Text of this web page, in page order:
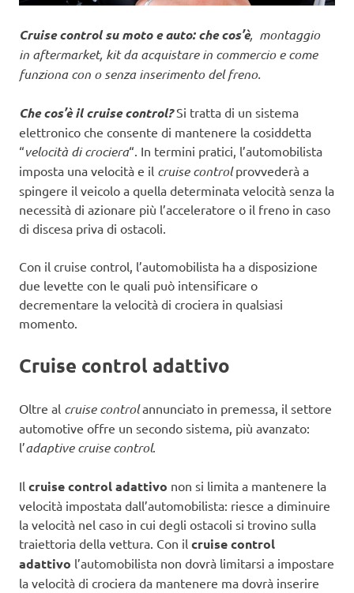
Cruise control su moto e auto: che cos’è, montaggio
in aftermarket, kit da acquistare in commercio e come
funziona con o senza inserimento del freno.
Che cos’è il cruise control? Si tratta di un sistema
elettronico che consente di mantenere la cosiddetta
“velocità di crociera“. In termini pratici, l’automobilista
imposta una velocità e il cruise controlprovvederà a
spingere il veicolo a quella determinata velocità senza la
necessità di azionare più l’acceleratore o il freno in caso
di discesa priva di ostacoli.
Con il cruise control, l’automobilista ha a disposizione
due levette con le quali può intensificare o
decrementare la velocità di crociera in qualsiasi
momento.
Cruise control adattivo
Oltre al cruise controlannunciato in premessa, il settore
automotive offre un secondo sistema, più avanzato:
l’adaptive cruise control.
Il cruise control adattivo non si limita a mantenere la
velocità impostata dall’automobilista: riesce a diminuire
la velocità nel caso in cui degli ostacoli si trovino sulla
traiettoria della vettura. Con il cruise control
adattivo l’automobilista non dovrà limitarsi a impostare
la velocità di crociera da mantenere ma dovrà inserire